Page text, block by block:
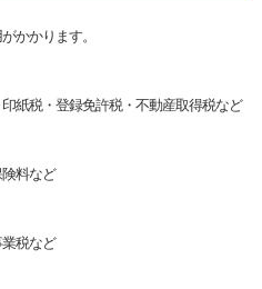
かかります。
紙税・登録免許税・不動産取得税など
料など
税など